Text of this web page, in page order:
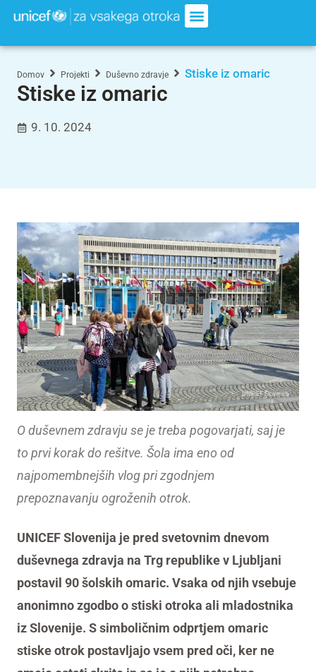
Domov Projekti Duševno zdravje Stiske iz omaric
Stiske iz omaric
9. 10. 2024
UNICEF Slovenija
O duševnem zdravju se je treba pogovarjati, saj je
to prvi korak do rešitve. Šola ima eno od
najpomembnejših vlog pri zgodnjem
prepoznavanju ogroženih otrok.
UNICEF Slovenija je pred svetovnim dnevom
duševnega zdravja na Trg republike v Ljubljani
postavil 90 šolskih omaric. Vsaka od njih vsebuje
anonimno zgodbo o stiski otroka ali mladostnika
iz Slovenije. S simboličnim odprtjem omaric
stiske otrok postavljajo vsem pred oči, ker ne